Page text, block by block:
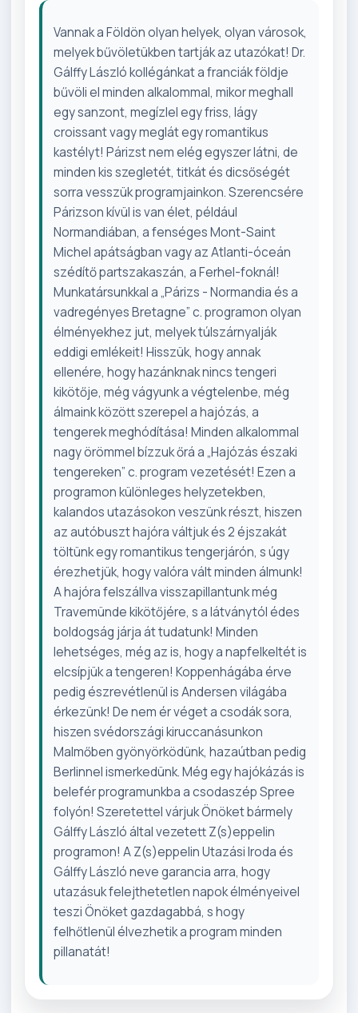
Vannak a Földön olyan helyek, olyan városok,
melyek bűvöletükben tartják az utazókat! Dr.
Gálffy László kollégánkat a franciák földje
bűvöli el minden alkalommal, mikor meghall
egy sanzont, megízlel egy friss, lágy
croissant vagy meglát egy romantikus
kastélyt! Párizst nem elég egyszer látni, de
minden kis szegletét, titkát és dicsőségét
sorra vesszük programjainkon. Szerencsére
Párizson kívül is van élet, például
Normandiában, a fenséges Mont-Saint
Michel apátságban vagy az Atlanti-óceán
szédítő partszakaszán, a Ferhel-foknál!
Munkatársunkkal a „Párizs - Normandia és a
vadregényes Bretagne” c. programon olyan
élményekhez jut, melyek túlszárnyalják
eddigi emlékeit! Hisszük, hogy annak
ellenére, hogy hazánknak nincs tengeri
kikötője, még vágyunk a végtelenbe, még
álmaink között szerepel a hajózás, a
tengerek meghódítása! Minden alkalommal
nagy örömmel bízzuk őrá a „Hajózás északi
tengereken” c. program vezetését! Ezen a
programon különleges helyzetekben,
kalandos utazásokon veszünk részt, hiszen
az autóbuszt hajóra váltjuk és 2 éjszakát
töltünk egy romantikus tengerjárón, s úgy
érezhetjük, hogy valóra vált minden álmunk!
A hajóra felszállva visszapillantunk még
Travemünde kikötőjére, s a látványtól édes
boldogság járja át tudatunk! Minden
lehetséges, még az is, hogy a napfelkeltét is
elcsípjük a tengeren! Koppenhágába érve
pedig észrevétlenül is Andersen világába
érkezünk! De nem ér véget a csodák sora,
hiszen svédországi kiruccanásunkon
Malmőben gyönyörködünk, hazaútban pedig
Berlinnel ismerkedünk. Még egy hajókázás is
belefér programunkba a csodaszép Spree
folyón! Szeretettel várjuk Önöket bármely
Gálffy László által vezetett Z(s)eppelin
programon! A Z(s)eppelin Utazási Iroda és
Gálffy László neve garancia arra, hogy
utazásuk felejthetetlen napok élményeivel
teszi Önöket gazdagabbá, s hogy
felhőtlenül élvezhetik a program minden
pillanatát!